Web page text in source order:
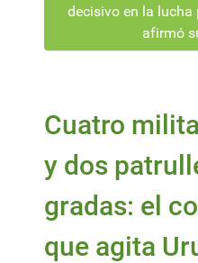
decisivo en la
afirmó
Cuatro
y dos
gradas: el
que agita